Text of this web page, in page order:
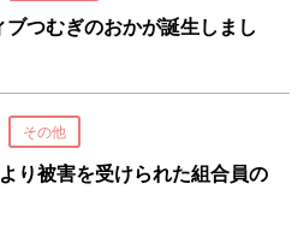
つむぎのおかが誕生しまし
その他
り被害を受けられた組合員の